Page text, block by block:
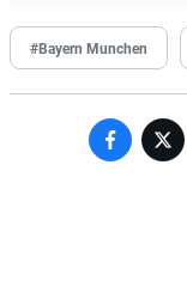
#Bayern Munchen